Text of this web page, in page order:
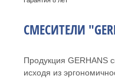
СМЕСИТЕЛИ
Продукция GERHANS
исходя из